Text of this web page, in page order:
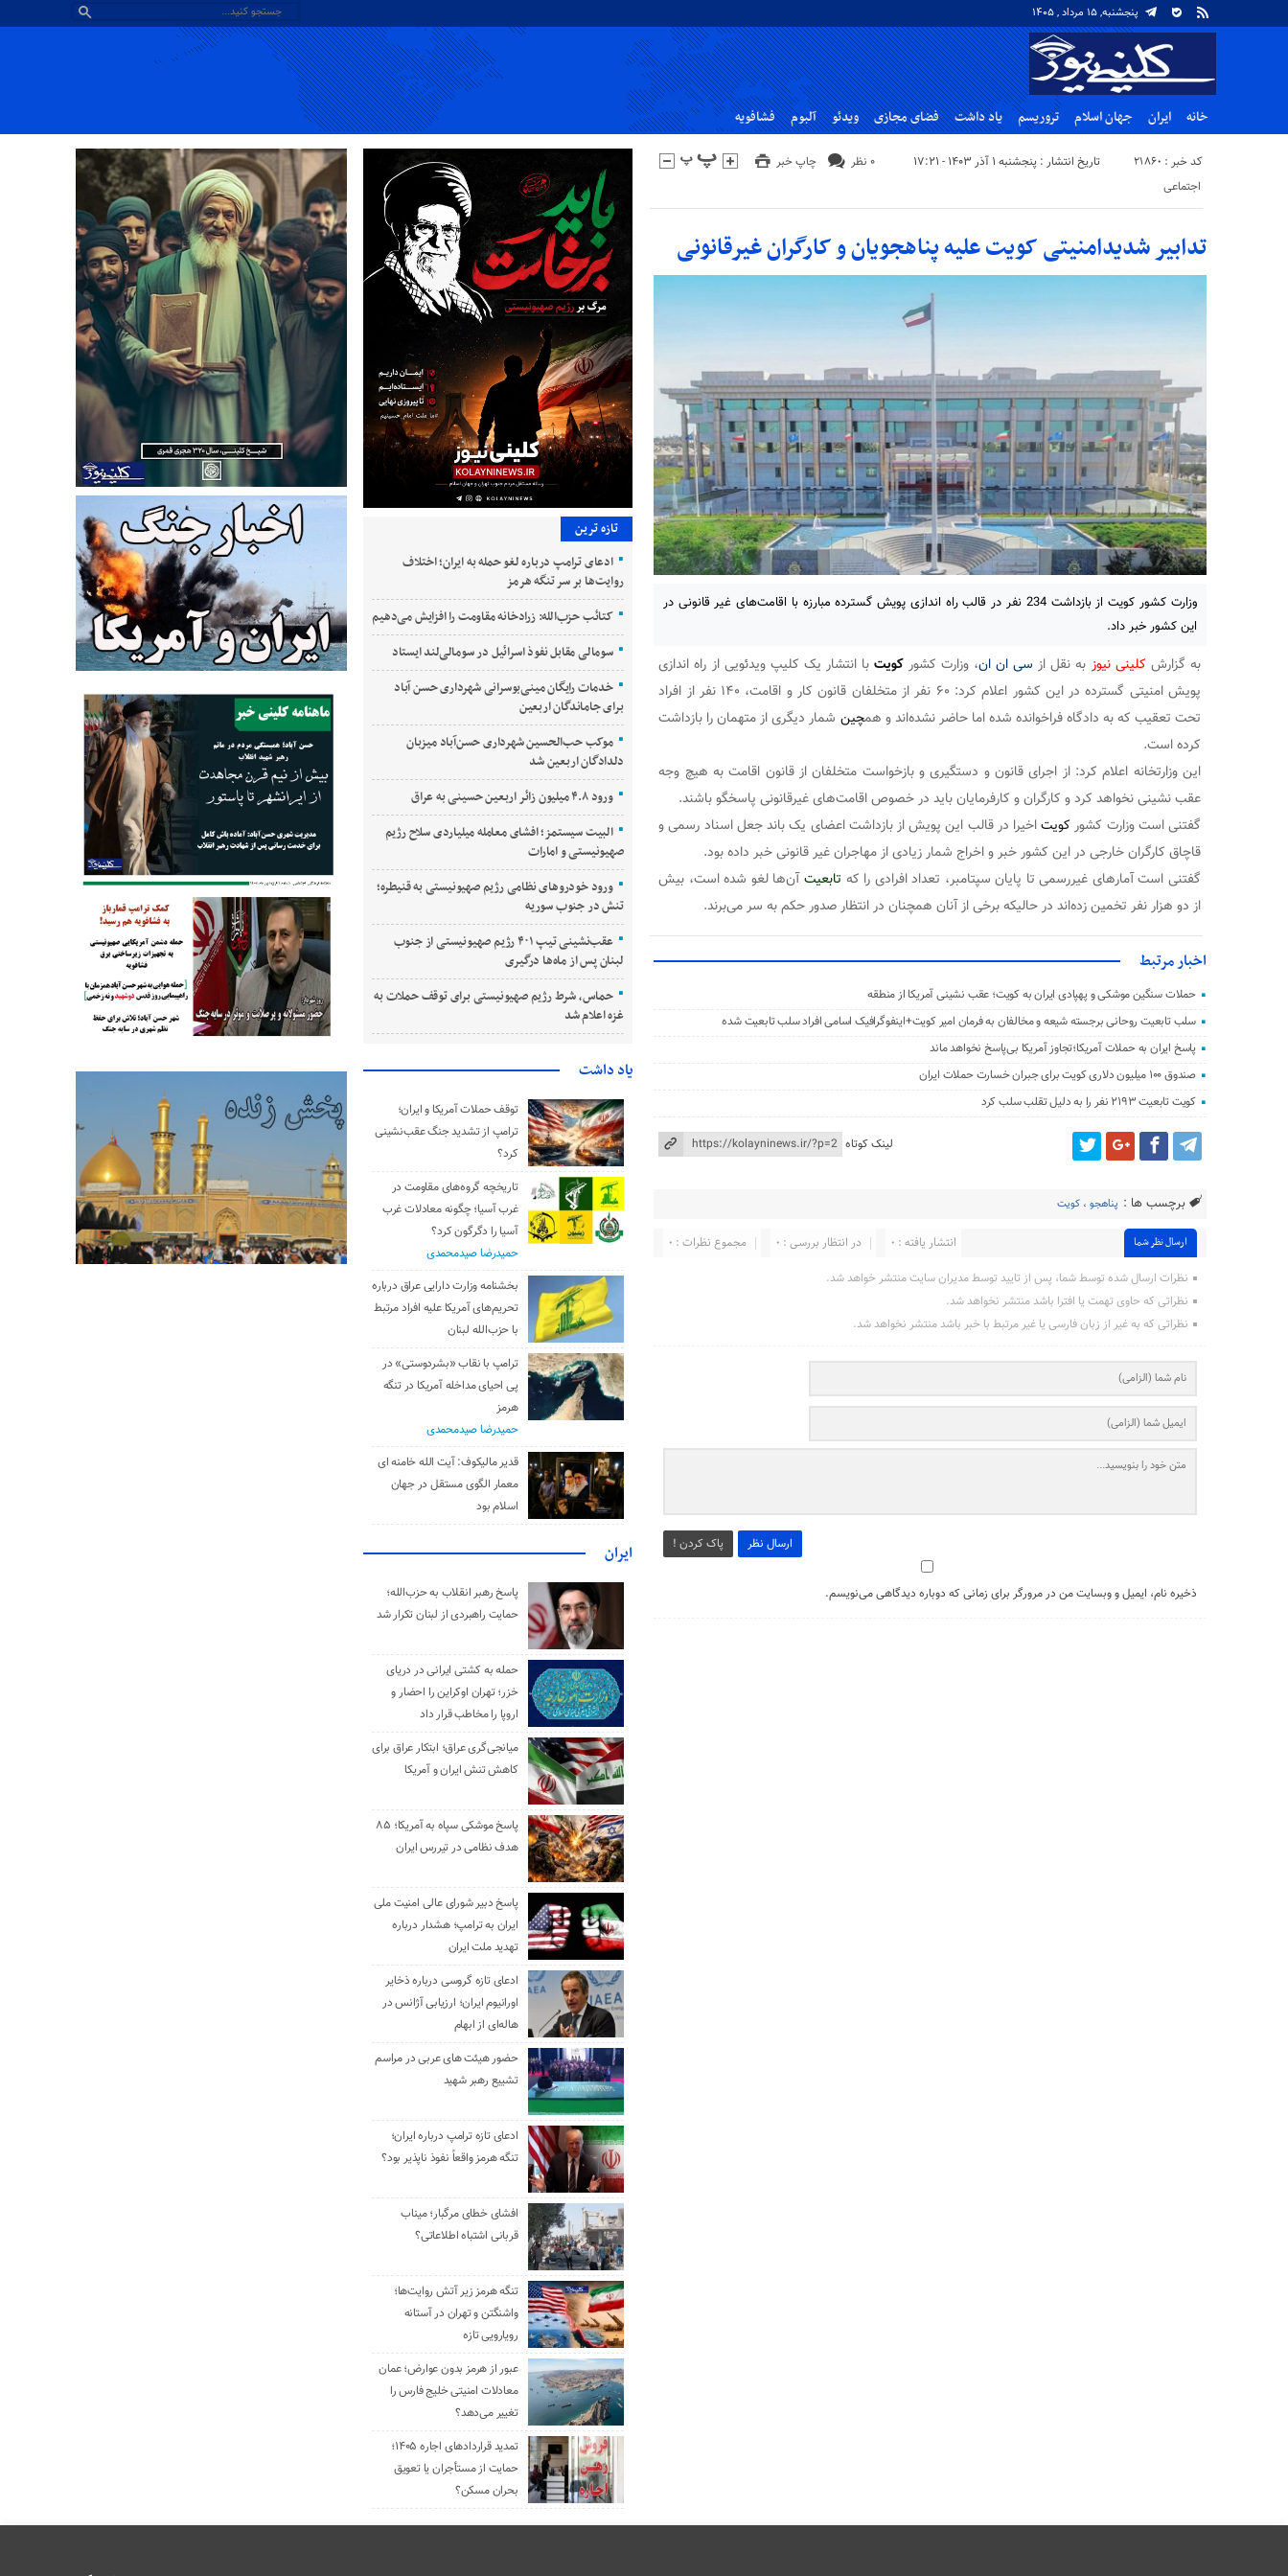
پنجشنبه, ۱۵ مرداد , ۱۴۰۵
خانه ایران جهان اسلام تروریسم یاد داشت فضای مجازی ویدئو آلبوم فشافویه
کد خبر : 21860 تاریخ انتشار : پنجشنبه ۱ آذر ۱۴۰۳ - ۱۷:۲۱ چاپ خبر
۰ نظر
اجتماعی
تدابیر شدیدامنیتی کویت علیه پناهجویان و کارگران غیرقانونی
وزارت کشور کویت از بازداشت 234 نفر در قالب راه اندازی پویش گسترده مبارزه با اقامت‌های غیر قانونی در
این کشور خبر داد.
به گزارش کلینی نیوز به نقل از سی ان ان، وزارت کشورکویتبا انتشار یک کلیپ ویدئویی از راه اندازی
پویش امنیتی گسترده در این کشور اعلام کرد: ۶۰ نفر از متخلفان قانون کار و اقامت، ۱۴۰ نفر از افراد
تحت تعقیب که به دادگاه فراخوانده شده اما حاضر نشده‌اند و همچین شمار دیگری از متهمان را بازداشت
کرده است.
این وزارتخانه اعلام کرد: از اجرای قانون و دستگیری و بازخواست متخلفان از قانون اقامت به هیچ وجه
عقب نشینی نخواهد کرد و کارگران و کارفرمایان باید در خصوص اقامت‌های غیرقانونی پاسخگو باشند.
گفتنی است وزارت کشور کویتاخیرا در قالب این پویش از بازداشت اعضای یک باند جعل اسناد رسمی و
قاچاق کارگران خارجی در این کشور خبر و اخراج شمار زیادی از مهاجران غیر قانونی خبر داده بود.
گفتنی است آمارهای غیررسمی تا پایان سپتامبر، تعداد افرادی را که تابعیتآن‌ها لغو شده است، بیش
از دو هزار نفر تخمین زده‌اند در حالیکه برخی از آنان همچنان در انتظار صدور حکم به سر می‌برند.
اخبار مرتبط
حملات سنگین موشکی و پهپادی ایران به کویت؛ عقب‌ نشینی آمریکا از منطقه
سلب تابعیت روحانی برجسته شیعه و مخالفان به فرمان امیر کویت+اینفوگرافیک اسامی افراد سلب تابعیت شده
پاسخ ایران به حملات آمریکا؛تجاوز آمریکا بی‌پاسخ نخواهد ماند
صندوق ۱۰۰ میلیون دلاری کویت برای جبران خسارت حملات ایران
کویت تابعیت ۲۱۹۳ نفر را به دلیل تقلب سلب کرد
لینک کوتاه
برچسب ها : پناهجو ،کویت
ارسال نظر شما مجموع نظرات : 0 در انتظار بررسی : 0 انتشار یافته : ۰
نظرات ارسال شده توسط شما، پس از تایید توسط مدیران سایت منتشر خواهد شد.
نظراتی که حاوی تهمت یا افترا باشد منتشر نخواهد شد.
نظراتی که به غیر از زبان فارسی یا غیر مرتبط با خبر باشد منتشر نخواهد شد.
ارسال نظر پاک کردن !
ذخیره نام، ایمیل و وبسایت من در مرورگر برای زمانی که دوباره دیدگاهی می‌نویسم.
تازه ترین
ادعای ترامپ درباره لغو حمله به ایران؛ اختلاف
روایت‌ها بر سر تنگه هرمز
کتائب حزب‌الله: زرادخانه مقاومت را افزایش می‌دهیم
سومالی مقابل نفوذ اسرائیل در سومالی‌لند ایستاد
خدمات رایگان مینی‌بوسرانی شهرداری حسن‌ آباد
برای جاماندگان اربعین
موکب حب‌الحسین شهرداری حسن‌آباد میزبان
دلدادگان اربعین شد
ورود ۴.۸ میلیون زائر اربعین حسینی به عراق
البیت سیستمز؛ افشای معامله میلیاردی سلاح رژیم
صهیونیستی و امارات
ورود خودروهای نظامی رژیم صهیونیستی به قنیطره؛
تنش در جنوب سوریه
عقب‌نشینی تیپ ۴۰۱ رژیم صهیونیستی از جنوب
لبنان پس از ماه‌ها درگیری
حماس، شرط رژیم صهیونیستی برای توقف حملات به
غزه اعلام شد
یاد داشت
توقف حملات آمریکا و ایران؛
ترامپ از تشدید جنگ عقب‌نشینی
کرد؟
تاریخچه گروه‌های مقاومت در
غرب آسیا؛ چگونه معادلات غرب
آسیا را دگرگون کرد؟
حمیدرضا صیدمحمدی
بخشنامه وزارت دارایی عراق درباره
تحریم‌های آمریکا علیه افراد مرتبط
با حزب‌الله لبنان
ترامپ با نقاب «بشردوستی» در
پی احیای مداخله آمریکا در تنگه
هرمز
حمیدرضا صیدمحمدی
قدیر مالیکوف: آیت‌ الله خامنه‌ ای
معمار الگوی مستقل در جهان
اسلام بود
ایران
پاسخ رهبر انقلاب به حزب‌الله؛
حمایت راهبردی از لبنان تکرار شد
حمله به کشتی ایرانی در دریای
خزر؛ تهران اوکراین را احضار و
اروپا را مخاطب قرار داد
میانجی‌گری عراق؛ ابتکار عراق برای
کاهش تنش ایران و آمریکا
پاسخ موشکی سپاه به آمریکا؛ ۸۵
هدف نظامی در تیررس ایران
پاسخ دبیر شورای عالی امنیت ملی
ایران به ترامپ؛ هشدار درباره
تهدید ملت ایران
ادعای تازه گروسی درباره ذخایر
اورانیوم ایران؛ ارزیابی آژانس در
هاله‌ای از ابهام
حضور هیئت‌ های عربی در مراسم
تشییع رهبر شهید
ادعای تازه ترامپ درباره ایران؛
تنگه هرمز واقعاً نفوذ ناپذیر بود؟
افشای خطای مرگبار؛ میناب
قربانی اشتباه اطلاعاتی؟
تنگه هرمز زیر آتش روایت‌ها؛
واشنگتن و تهران در آستانه
رویارویی تازه
عبور از هرمز بدون عوارض؛ عمان
معادلات امنیتی خلیج فارس را
تغییر می‌دهد؟
تمدید قراردادهای اجاره ۱۴۰۵؛
حمایت از مستأجران یا تعویق
بحران مسکن؟